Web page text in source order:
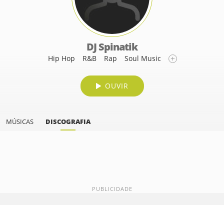
DJ Spinatik
Hip Hop R&B Rap Soul Music
OUVIR
MÚSICAS DISCOGRAFIA